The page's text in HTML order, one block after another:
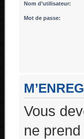
Nom d’utilisateur:
Mot de passe:
Vous
ne